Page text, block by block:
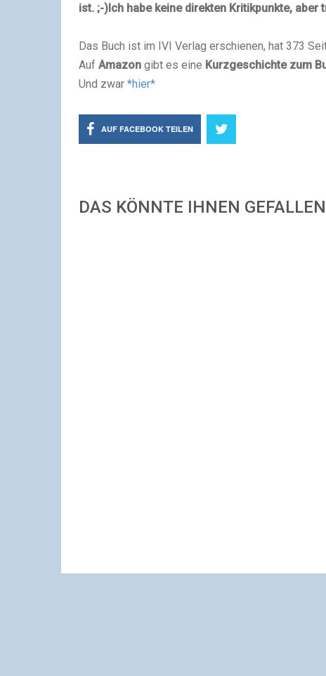
ist. ;-)Ich habe keine direkten Kritikpunkte,
Das Buch ist im IVI Verlag erschienen, hat 373
Auf Amazon gibt es eine Kurzgeschichte zum
Und zwar *hier*
AUF FACEBOOK TEILEN
DAS KÖNNTE IHNEN GEFALLEN